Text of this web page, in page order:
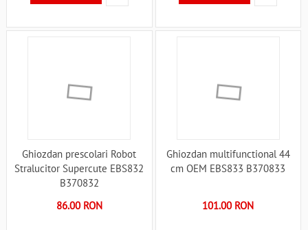
Ghiozdan prescolari Robot
Stralucitor Supercute EBS832
B370832
86.00 RON
Ghiozdan multifunctional 44
cm OEM EBS833 B370833
101.00 RON